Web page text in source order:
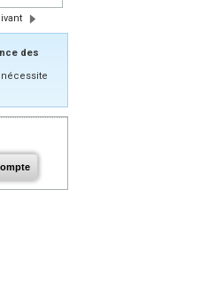
des
nécessite